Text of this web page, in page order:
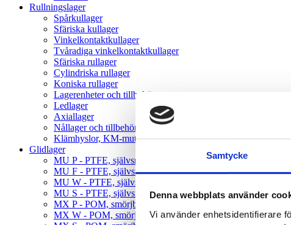
Samtycke
Denna webbplats använder
Vi använder enhetsidentifierare
Rullningslager
Spårkullager
Sfäriska kullager
Vinkelkontaktkullager
Tvåradiga vinkelkontaktkullager
Sfäriska rullager
Cylindriska rullager
Koniska rullager
Lagerenheter och tillbehör
Ledlager
Axiallager
Nållager och tillbehör
Klämhyslor, KM-mutter och MB-brickor
Glidlager
MU P - PTFE, självsmörjande, rak
MU F - PTFE, självsmörjande, fläns
MU W - PTFE, självsmörjande, tryckbricka
MU S - PTFE, självsmörjande, glidplatta
MX P - POM, smörjbar, rak
MX W - POM, smörjbar, tryckbricka